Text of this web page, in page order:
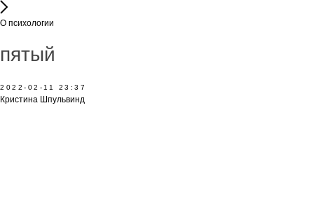
О психологии
пятый
2022-02-11 23:37
Кристина Шпульвинд